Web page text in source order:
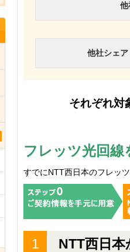
他
他社シェ
それぞれ対
フレッツ光回線
すでにNTT西日本のフレッ
NTT西日